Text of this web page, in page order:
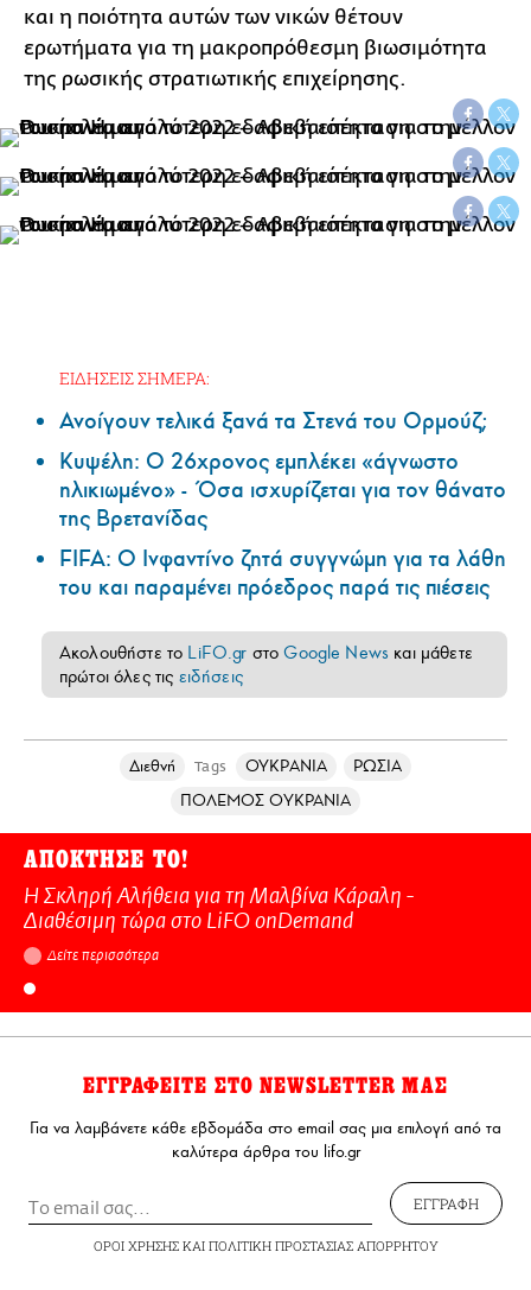
και η ποιότητα αυτών των νικών θέτουν
ερωτήματα για τη μακροπρόθεσμη βιωσιμότητα
της ρωσικής στρατιωτικής επιχείρησης.
ΕΙΔΗΣΕΙΣ ΣΗΜΕΡΑ:
Ανοίγουν τελικά ξανά τα Στενά του Ορμούζ;
Κυψέλη: Ο 26χρονος εμπλέκει «άγνωστο
ηλικιωμένο» - Όσα ισχυρίζεται για τον θάνατο
της Βρετανίδας
FIFA: Ο Ινφαντίνο ζητά συγγνώμη για τα λάθη
του και παραμένει πρόεδρος παρά τις πιέσεις
Ακολουθήστε το LiFO.gr στοGoogle News και μάθετε
πρώτοι όλες τις ειδήσεις
Διεθνή Tags ΟΥΚΡΑΝΙΑ
ΡΩΣΙΑ
ΠΟΛΕΜΟΣ ΟΥΚΡΑΝΙΑ
ΑΠΟΚΤΗΣΕ ΤΟ!
Η Σκληρή Αλήθεια για τη Μαλβίνα Κάραλη -
Διαθέσιμη τώρα στo LiFO onDemand
Δείτε περισσότερα
ΕΓΓΡΑΦΕΙΤΕ ΣΤΟ NEWSLETTER ΜΑΣ
Για να λαμβάνετε κάθε εβδομάδα στο email σας μια επιλογή από τα
καλύτερα άρθρα του lifo.gr
ΕΓΓΡΑΦΗ
ΟΡΟΙ ΧΡΗΣΗΣΚΑΙ ΠΟΛΙΤΙΚΗ ΠΡΟΣΤΑΣΙΑΣ ΑΠΟΡΡΗΤΟΥ